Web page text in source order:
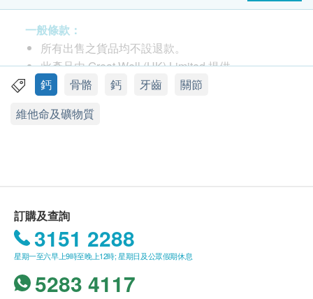
100粒
產地
美國
功效
經 GMP (Good Manufacturing Practice) 優質生產及最
合成份鯊魚軟骨素有助修護骨骼關節。並探用更貼心
液體軟膠囊設計，誠為補鈣之選。
服用方便，吸收更快
維他命C、維他命D、鋅，3合黃金比率，吸收更好
一般條款：
所有出售之貨品均不設退款。
此產品由 Great Well (HK) Limited 提供。
如有任何爭議，Great Well (HK) Limited及健康網
Great Well將於確定訂單後3個工作天內安排發
貨。
疫情下的順豐速運的最新服務安排 – 部份地區暫停
或提供有限度服務，請客戶填寫順豐站/順豐
locker地址，以便收取貨品。
鈣 骨骼 鈣 牙齒
關節
維他命及礦物質
訂購及查詢
3151 2288
星期一至六早上9時至晚上12時; 星期日及公眾假期休息
5283 4117